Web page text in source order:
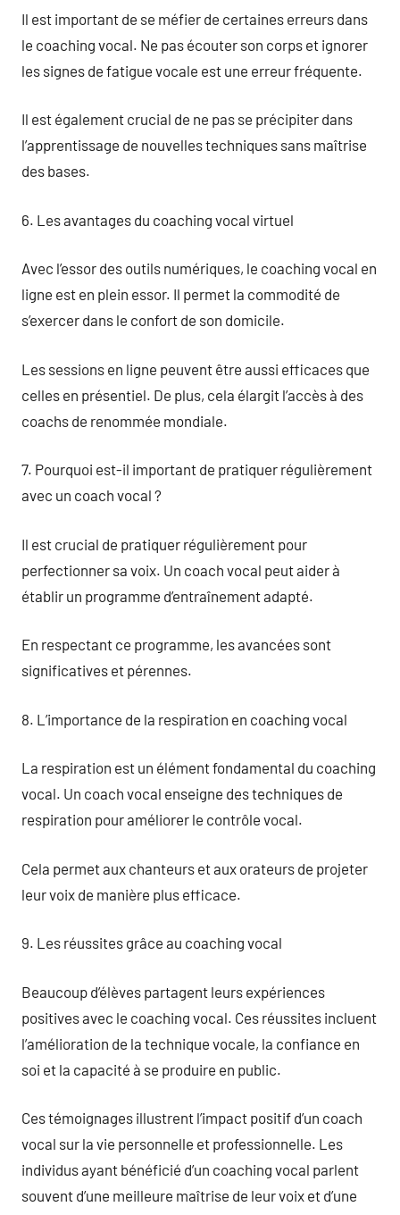
Il est important de se méfier de certaines erreurs dans
le coaching vocal. Ne pas écouter son corps et ignorer
les signes de fatigue vocale est une erreur fréquente.
Il est également crucial de ne pas se précipiter dans
l’apprentissage de nouvelles techniques sans maîtrise
des bases.
6. Les avantages du coaching vocal virtuel
Avec l’essor des outils numériques, le coaching vocal en
ligne est en plein essor. Il permet la commodité de
s’exercer dans le confort de son domicile.
Les sessions en ligne peuvent être aussi efficaces que
celles en présentiel. De plus, cela élargit l’accès à des
coachs de renommée mondiale.
7. Pourquoi est-il important de pratiquer régulièrement
avec un coach vocal ?
Il est crucial de pratiquer régulièrement pour
perfectionner sa voix. Un coach vocal peut aider à
établir un programme d’entraînement adapté.
En respectant ce programme, les avancées sont
significatives et pérennes.
8. L’importance de la respiration en coaching vocal
La respiration est un élément fondamental du coaching
vocal. Un coach vocal enseigne des techniques de
respiration pour améliorer le contrôle vocal.
Cela permet aux chanteurs et aux orateurs de projeter
leur voix de manière plus efficace.
9. Les réussites grâce au coaching vocal
Beaucoup d’élèves partagent leurs expériences
positives avec le coaching vocal. Ces réussites incluent
l’amélioration de la technique vocale, la confiance en
soi et la capacité à se produire en public.
Ces témoignages illustrent l’impact positif d’un coach
vocal sur la vie personnelle et professionnelle. Les
individus ayant bénéficié d’un coaching vocal parlent
souvent d’une meilleure maîtrise de leur voix et d’une